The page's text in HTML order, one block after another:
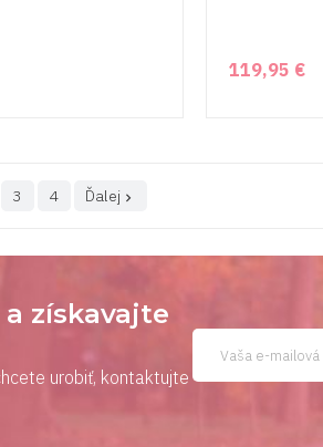
119,95 €
3 4 Ďalej 
získavajte
urobiť, kontaktujte